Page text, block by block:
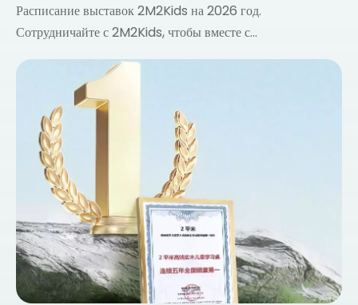
Расписание выставок 2M2Kids на 2026 год.
Сотрудничайте с 2M2Kids, чтобы вместе с...